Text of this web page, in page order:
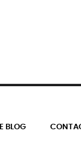
BLOG